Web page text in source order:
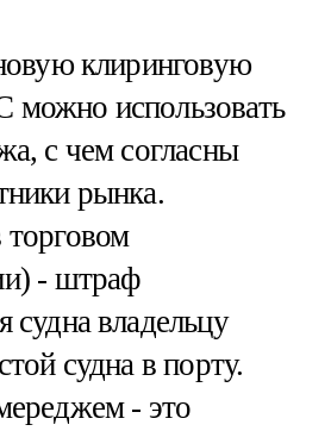
клиринговую
использовать
с чем согласны
рынка.
- штраф
судна владельцу
судна в порту.
- это